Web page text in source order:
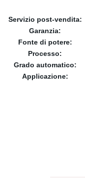
Servizio post-vendita:
Garanzia:
Fonte di potere:
Processo:
Grado automatico:
Applicazione: